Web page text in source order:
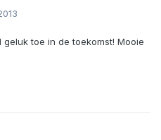
toe in de toekomst! Mooie